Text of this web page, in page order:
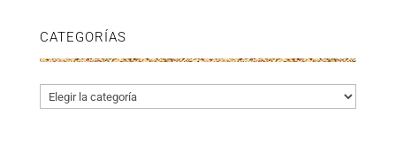
CATEGORÍAS
Categorías